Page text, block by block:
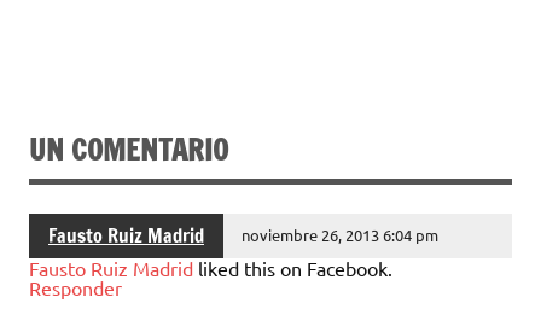
UN COMENTARIO
Fausto Ruiz Madrid noviembre 26, 2013 6:04 pm
Fausto Ruiz Madrid liked this on Facebook.
Responder